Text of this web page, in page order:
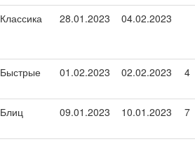
Классика 28.01.2023 04.02.2023
Быстрые 01.02.2023 02.02.2023 4
Блиц 09.01.2023 10.01.2023 7